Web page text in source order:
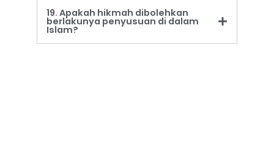
19. Apakah hikmah dibolehkan
berlakunya penyusuan di dalam
Islam?